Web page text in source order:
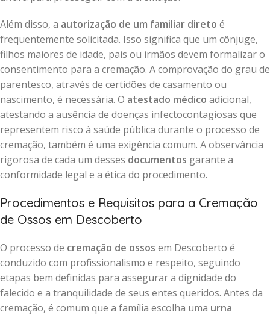
Além disso, a autorização de um familiar direto é
frequentemente solicitada. Isso significa que um cônjuge,
filhos maiores de idade, pais ou irmãos devem formalizar o
consentimento para a cremação. A comprovação do grau de
parentesco, através de certidões de casamento ou
nascimento, é necessária. O atestado médico adicional,
atestando a ausência de doenças infectocontagiosas que
representem risco à saúde pública durante o processo de
cremação, também é uma exigência comum. A observância
rigorosa de cada um desses documentos garante a
conformidade legal e a ética do procedimento.
Procedimentos e Requisitos para a Cremação
de Ossos em Descoberto
O processo de cremação de ossos em Descoberto é
conduzido com profissionalismo e respeito, seguindo
etapas bem definidas para assegurar a dignidade do
falecido e a tranquilidade de seus entes queridos. Antes da
cremação, é comum que a família escolha uma urna